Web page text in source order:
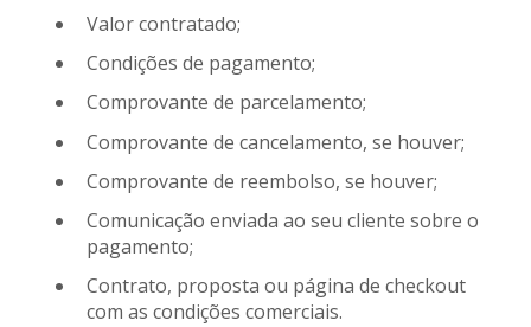
Valor contratado;
Condições de pagamento;
Comprovante de parcelamento;
Comprovante de cancelamento, se houver;
Comprovante de reembolso, se houver;
Comunicação enviada ao seu cliente sobre o
pagamento;
Contrato, proposta ou página de checkout
com as condições comerciais.